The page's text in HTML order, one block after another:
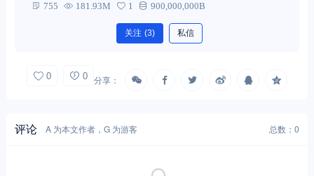
755 181.93M 1 900,000,000B
关注 (3) 私信
0 0 分享：
评论 A 为本文作者，G 为游客 总数：0